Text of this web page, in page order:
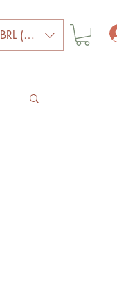
BRL (R$)